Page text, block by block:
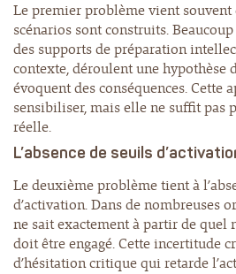
Le premier problème vient
scénarios sont construits.
des supports de préparation
contexte, déroulent une hypothèse
évoquent des conséquences. Cette
sensibiliser, mais elle ne suffit pas
réelle.
L’absence de seuils
Le deuxième problème tient à
d’activation. Dans de nombreuses
ne sait exactement à partir de quel
doit être engagé. Cette incertitude
d’hésitation critique qui retarde